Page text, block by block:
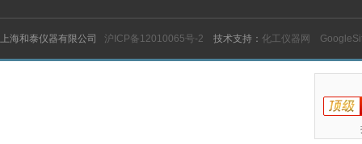
上海和泰仪器有限公司 沪ICP备12010065号-2 技术支持： 化工仪器网